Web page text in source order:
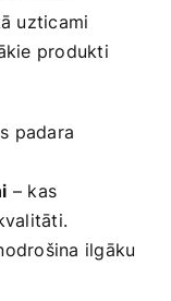
uzticami
produkti
padara
–​ kas
ilgāku